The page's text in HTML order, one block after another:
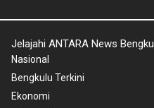
Jelajahi ANTARA News
Nasional
Bengkulu Terkini
Ekonomi